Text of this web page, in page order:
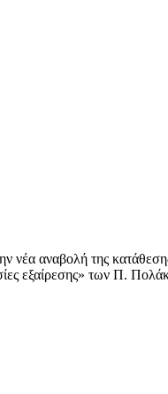
νέα αναβολή της
εξαίρεσης» των Π.